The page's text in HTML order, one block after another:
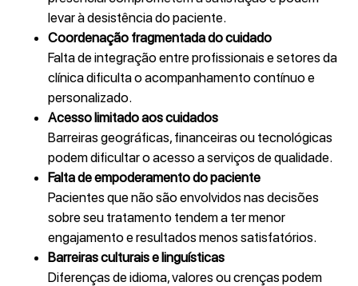
levar à desistência do paciente.
Coordenação fragmentada do cuidado
Falta de integração entre profissionais e setores da
clínica dificulta o acompanhamento contínuo e
personalizado.
Acesso limitado aos cuidados
Barreiras geográficas, financeiras ou tecnológicas
podem dificultar o acesso a serviços de qualidade.
Falta de empoderamento do paciente
Pacientes que não são envolvidos nas decisões
sobre seu tratamento tendem a ter menor
engajamento e resultados menos satisfatórios.
Barreiras culturais e linguísticas
Diferenças de idioma, valores ou crenças podem